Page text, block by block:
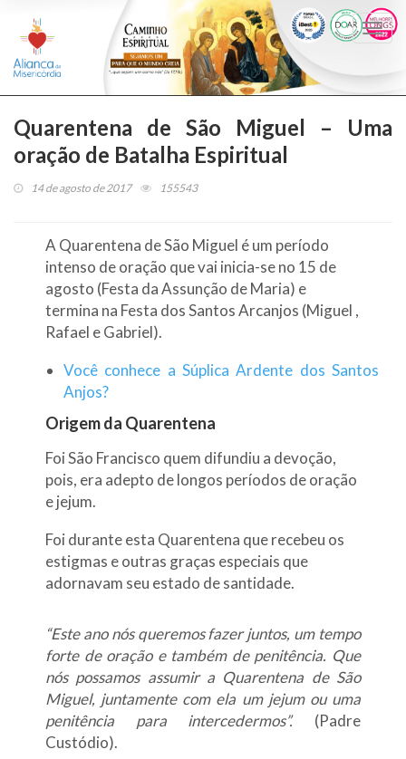
Quarentena de São Miguel – Uma
oração de Batalha Espiritual
14 de agosto de 2017 155543
A Quarentena de São Miguel é um período
intenso de oração que vai inicia-se no 15 de
agosto (Festa da Assunção de Maria) e
termina na Festa dos Santos Arcanjos (Miguel ,
Rafael e Gabriel).
Você conhece a Súplica Ardente dos Santos
Anjos?
Origem da Quarentena
Foi São Francisco quem difundiu a devoção,
pois, era adepto de longos períodos de oração
e jejum.
Foi durante esta Quarentena que recebeu os
estigmas e outras graças especiais que
adornavam seu estado de santidade.
“Este ano nós queremos fazer juntos, um tempo
forte de oração e também de penitência. Que
nós possamos assumir a Quarentena de São
Miguel, juntamente com ela um jejum ou uma
penitência para intercedermos”.(Padre
Custódio).